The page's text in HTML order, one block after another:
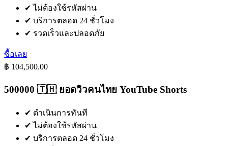
✔ ไม่ต้องใช้รหัสผ่าน
✔ บริการตลอด 24 ชั่วโมง
✔ รวดเร็วและปลอดภัย
ซื้อเลย
฿ 104,500.00
500000 🇹🇭 ยอดวิวคนไทย YouTube Shorts
✔ ดำเนินการทันที
✔ ไม่ต้องใช้รหัสผ่าน
✔ บริการตลอด 24 ชั่วโมง